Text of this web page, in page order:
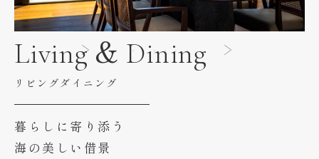
Living & Dining
リビングダイニング
暮らしに寄り添う
海の美しい借景